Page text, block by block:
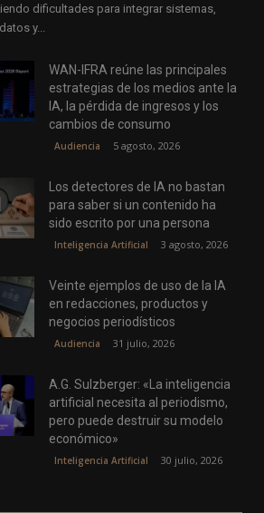
dificultades para integrar sistemas,
y...
WAN-IFRA reúne las principales
estrategias de los medios ante la
IA, la pérdida de ingresos y los
cambios de consumo
Audiencia 5 agosto, 2026
Los detectores de IA no bastan
para saber si un contenido ha
sido escrito por una persona
Inteligencia Artificial 3 agosto, 2026
Veinte ejemplos de uso de la IA
en redacciones, productos y
negocios periodísticos
Audiencia 31 julio, 2026
A.G. Sulzberger: «La inteligencia
artificial necesita al periodismo,
pero puede destruir su modelo
económico»
Inteligencia Artificial 30 julio, 2026